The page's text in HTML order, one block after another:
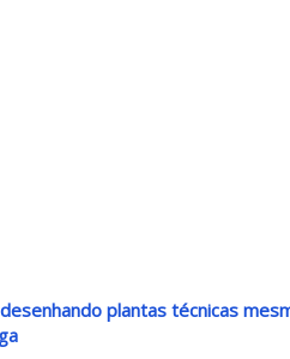
plantas técnicas